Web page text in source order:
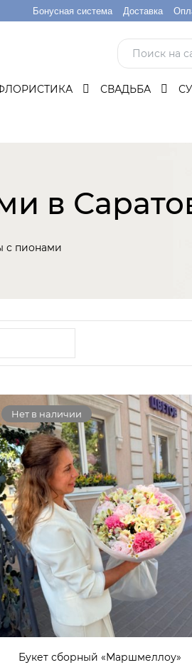
Бонусная система Доставка
СВАДЬБА
в
с пионами
Нет в наличии
Букет сборный «Маршмеллоу»